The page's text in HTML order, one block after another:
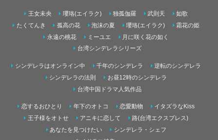
王女未央 瓔珞(エイラク) 独孤伽羅 武則天
如歌
たくてんき
孤高の花 泡沫の夏 瓔珞(エイラク)
霜花の姫
永遠の桃花
ミーユエ
月に咲く花の如く
台湾シンデレラシリーズ
シンデレラはオンライン中 千年のシンデレラ
逆転のシンデレラ
シンデレラの法則
お昼12時のシンデレラ
台湾中国ドラマ人気作品
恋するおひとり 年下のオトコ 恋愛動物
イタズラなKiss
王子様をオトせ
アニキに恋して
路(台湾エクスプレス)
あなたを見つけたい
シンデレラ・シェフ